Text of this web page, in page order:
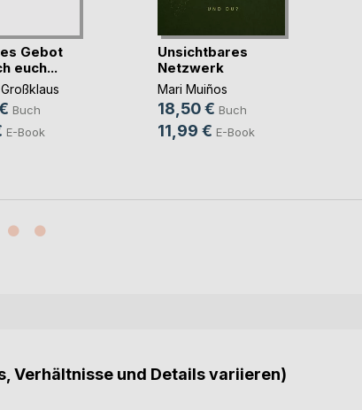
Gebot
euch...
Buch
E-Book
Unsichtbares
Netzwerk
Mari Muiños
18,50 € Buch
11,99 € E-Book
Verhältnisse und Details variieren)